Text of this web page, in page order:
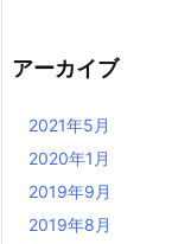
アーカイブ
2021年5月
2020年1月
2019年9月
2019年8月